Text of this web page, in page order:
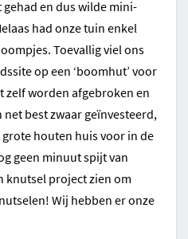
en dus wilde mini-
had onze tuin enkel
Toevallig viel ons
op een ‘boomhut’ voor
zelf worden afgebroken en
best zwaar geïnvesteerd,
houten huis voor in de
geen minuut spijt van
knutsel project zien om
Wij hebben er onze